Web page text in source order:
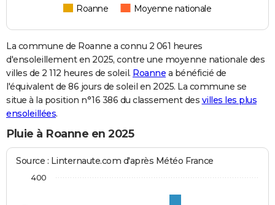
Roanne Moyenne nationale
La commune de Roanne a connu 2 061 heures
d'ensoleillement en 2025, contre une moyenne nationale des
villes de 2 112 heures de soleil. Roanne a bénéficié de
l'équivalent de 86 jours de soleil en 2025. La commune se
situe à la position n°16 386 du classement des villes les plus
ensoleillées.
Pluie à Roanne en 2025
Source : Linternaute.com d'après Météo France
400